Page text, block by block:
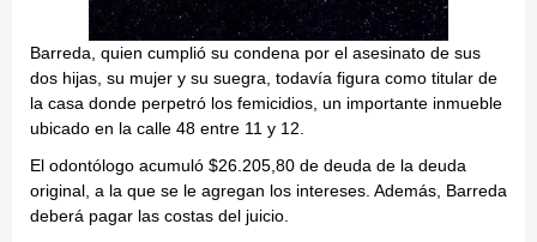
Barreda, quien cumplió su condena por el asesinato de sus
dos hijas, su mujer y su suegra, todavía figura como titular de
la casa donde perpetró los femicidios, un importante inmueble
ubicado en la calle 48 entre 11 y 12.
El odontólogo acumuló $26.205,80 de deuda de la deuda
original, a la que se le agregan los intereses. Además, Barreda
deberá pagar las costas del juicio.